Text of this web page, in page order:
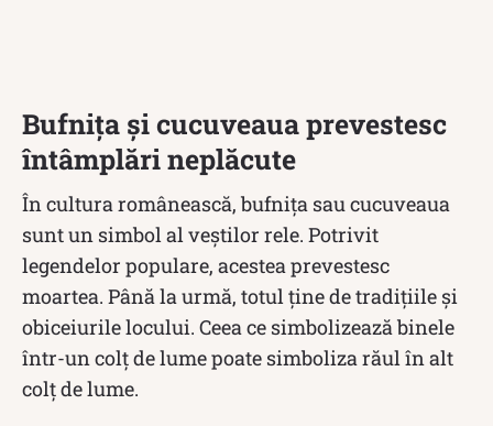
Bufnița și cucuveaua prevestesc
întâmplări neplăcute
În cultura românească, bufnița sau cucuveaua
sunt un simbol al veștilor rele. Potrivit
legendelor populare, acestea prevestesc
moartea. Până la urmă, totul ține de tradițiile și
obiceiurile locului. Ceea ce simbolizează binele
într-un colț de lume poate simboliza răul în alt
colț de lume.